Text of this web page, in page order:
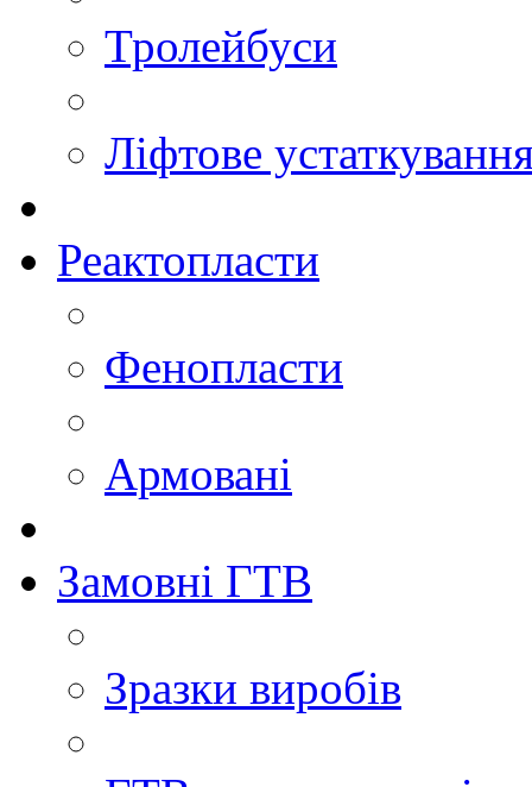
Тролейбуси
Ліфтове
Реактопласти
Фенопласти
Армовані
Замовні ГТВ
Зразки виробів